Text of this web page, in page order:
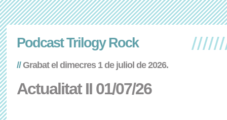
Podcast Trilogy Rock
//Grabat el dimecres 1 de juliol de 2026.
Actualitat II 01/07/26